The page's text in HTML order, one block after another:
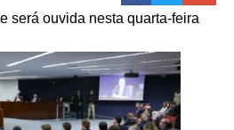
será ouvida nesta quarta-feira